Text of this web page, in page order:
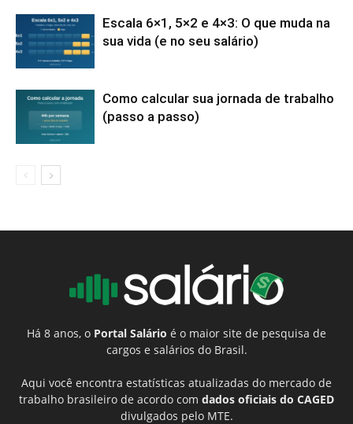
Escala 6×1, 5×2 e 4×3: O que muda na
sua vida (e no seu salário)
Como calcular sua jornada de trabalho
(passo a passo)
Há 8 anos, o Portal Salário é o maior site de pesquisa de
cargos e salários do Brasil.
Aqui você encontra estatísticas atualizadas do mercado de
trabalho brasileiro de acordo com dados oficiais do CAGED
divulgados pelo MTE.